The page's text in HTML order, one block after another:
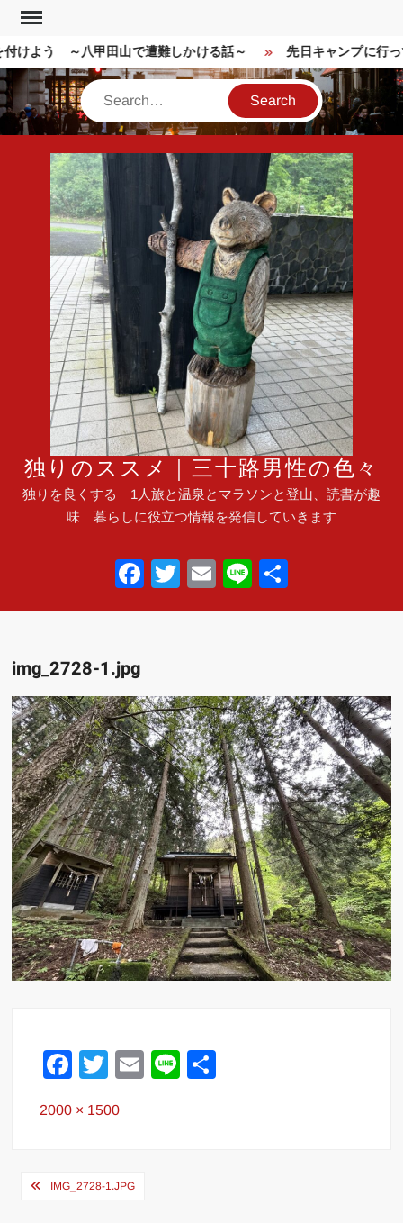
Skip
content
けよう ～八甲田山で遭難しかける話～ 先日キャンプに行
Search
独りのススメ｜三十路男性の色々
独りを良くする 1人旅と温泉とマラソンと登山、読書が趣
味 暮らしに役立つ情報を発信していきます
F
a
b
o
o
k
T
wi
E
m
Li
n 有
img_2728-1.jpg
F
c
b
T
tt
E
Li
Full
2000 × 1500
投 IMG_2728-1.JPG